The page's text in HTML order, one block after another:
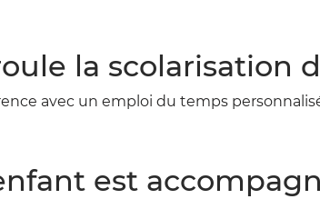
la scolarisation
avec un emploi du temps
est